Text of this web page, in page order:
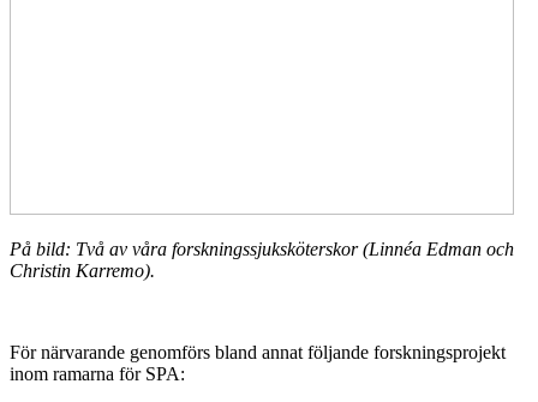
På bild: Två av våra forskningssjuksköterskor (Linnéa Edman och
Christin Karremo).
För närvarande genomförs bland annat följande forskningsprojekt
inom ramarna för SPA: